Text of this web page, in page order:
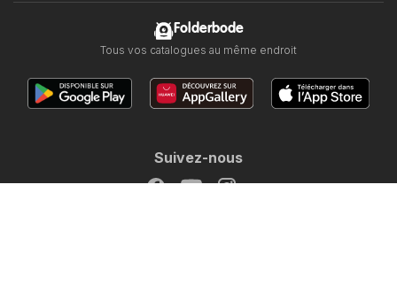
Folderbode
Tous vos catalogues au même endroit
Suivez-nous